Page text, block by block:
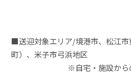
■送迎対象エリア/境港市、松江市
町）、米子市弓浜地区
※自宅・施設からの送